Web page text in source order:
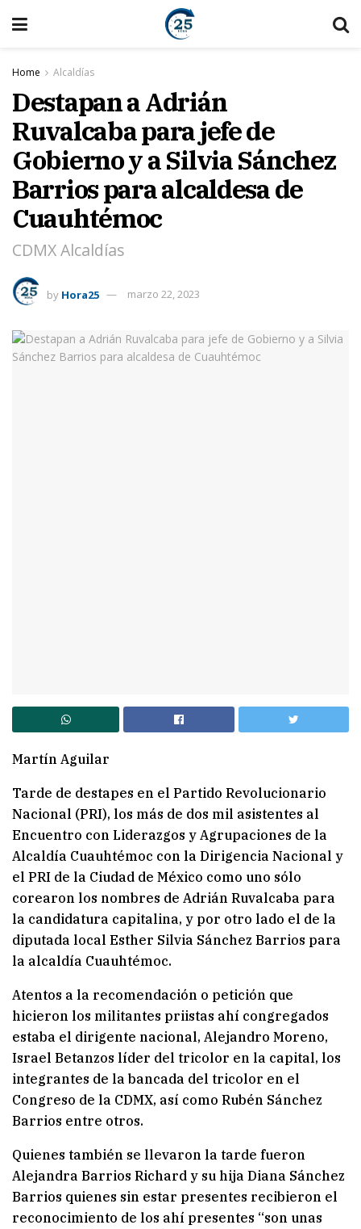
Home Alcaldías
Destapan a Adrián
Ruvalcaba para jefe de
Gobierno y a Silvia Sánchez
Barrios para alcaldesa de
Cuauhtémoc
CDMX Alcaldías
by Hora25 marzo 22, 2023
Martín Aguilar
Tarde de destapes en el Partido Revolucionario
Nacional (PRI), los más de dos mil asistentes al
Encuentro con Liderazgos y Agrupaciones de la
Alcaldía Cuauhtémoc con la Dirigencia Nacional y
el PRI de la Ciudad de México como uno sólo
corearon los nombres de Adrián Ruvalcaba para
la candidatura capitalina, y por otro lado el de la
diputada local Esther Silvia Sánchez Barrios para
la alcaldía Cuauhtémoc.
Atentos a la recomendación o petición que
hicieron los militantes priistas ahí congregados
estaba el dirigente nacional, Alejandro Moreno,
Israel Betanzos líder del tricolor en la capital, los
integrantes de la bancada del tricolor en el
Congreso de la CDMX, así como Rubén Sánchez
Barrios entre otros.
Quienes también se llevaron la tarde fueron
Alejandra Barrios Richard y su hija Diana Sánchez
Barrios quienes sin estar presentes recibieron el
reconocimiento de los ahí presentes “son unas